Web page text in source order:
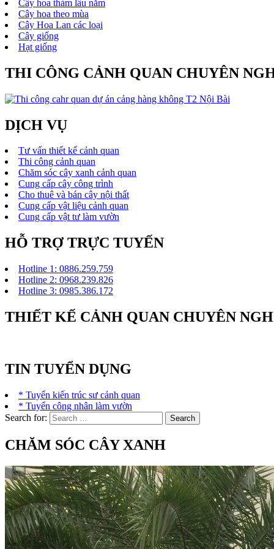
Cây hoa thảm lâu năm
Cây hoa theo mùa
Cây Hoa Lan các loại
Cây giống
Hạt giống
THI CÔNG CẢNH QUAN CHUYÊN
DỊCH VỤ
Tư vấn thiết kế cảnh quan
Thi công cảnh quan
Chăm sóc cây xanh cảnh quan
Cung cấp cây công trình
Cho thuê và bán cây nội thất
Cung cấp vật liệu cảnh quan
Cung cấp vật tư làm vườn
HỖ TRỢ TRỰC TUYẾN
Hotline 1: 0886.259.759
Hotline 2: 0968.239.826
Hotline 3: 0985.386.172
THIẾT KẾ CẢNH QUAN CHUYÊN
TIN TUYỂN DỤNG
* Tuyển kiến trúc sư cảnh quan
* Tuyển công nhân làm vườn
Search for:
CHĂM SÓC CÂY XANH